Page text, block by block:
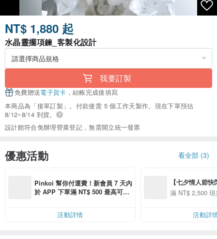
NT$ 1,880 起
水晶靈擺項鍊_客製化設計
我要訂製
免費贈送電子賀卡 ，結帳完成後填寫
本商品為「接單訂製」。付款後需 5 個工作天製作。現在下單預估
8/12~8/14 到貨。
設計館符合免辦理營業登記，無需開立統一發票
優惠活動 看全部 (3)
Pinkoi 幫你付運費！新會員 7 天內
於 APP 下單滿 NT$ 500 最高可折
活動詳情
【七夕情人節
用 APP 購買任
滿 NT$ 2,500
活動詳